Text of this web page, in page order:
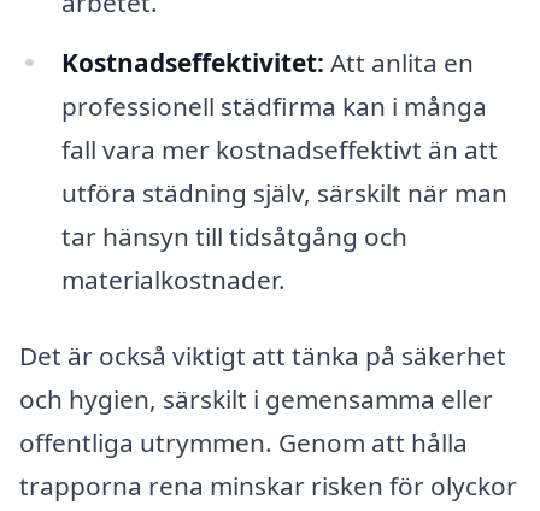
Kostnadseffektivitet: Att anlita en
professionell städfirma kan i många
fall vara mer kostnadseffektivt än att
utföra städning själv, särskilt när man
tar hänsyn till tidsåtgång och
materialkostnader.
Det är också viktigt att tänka på säkerhet
och hygien, särskilt i gemensamma eller
offentliga utrymmen. Genom att hålla
trapporna rena minskar risken för olyckor